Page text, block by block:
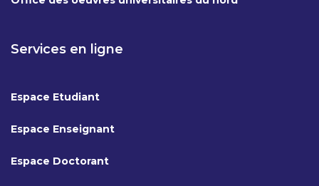
Services en ligne
Espace Etudiant
Espace Enseignant
Espace Doctorant